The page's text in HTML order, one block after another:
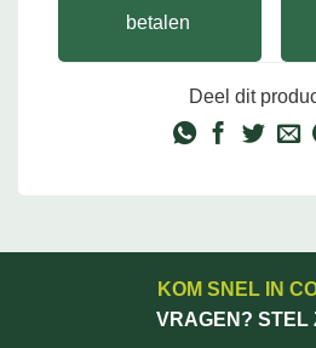
betalen
Deel dit
KOM SNEL IN
VRAGEN? STEL